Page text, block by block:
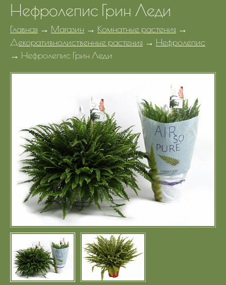
Нефролепис Грин Леди
Главная → Магазин → Комнатные растения →
Декоративнолиственные растения → Нефролепис
→ Нефролепис Грин Леди
Главная
Услуги
Портфолио
Цены
Контакты